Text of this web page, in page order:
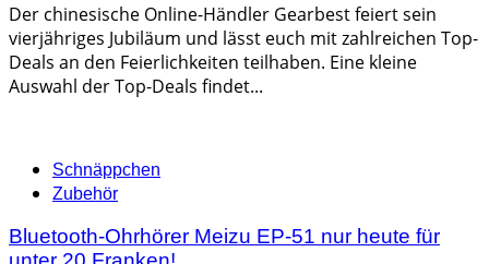
Der chinesische Online-Händler Gearbest feiert sein
vierjähriges Jubiläum und lässt euch mit zahlreichen Top-
Deals an den Feierlichkeiten teilhaben. Eine kleine
Auswahl der Top-Deals findet...
Categories
Schnäppchen
Zubehör
Bluetooth-Ohrhörer Meizu EP-51 nur heute für